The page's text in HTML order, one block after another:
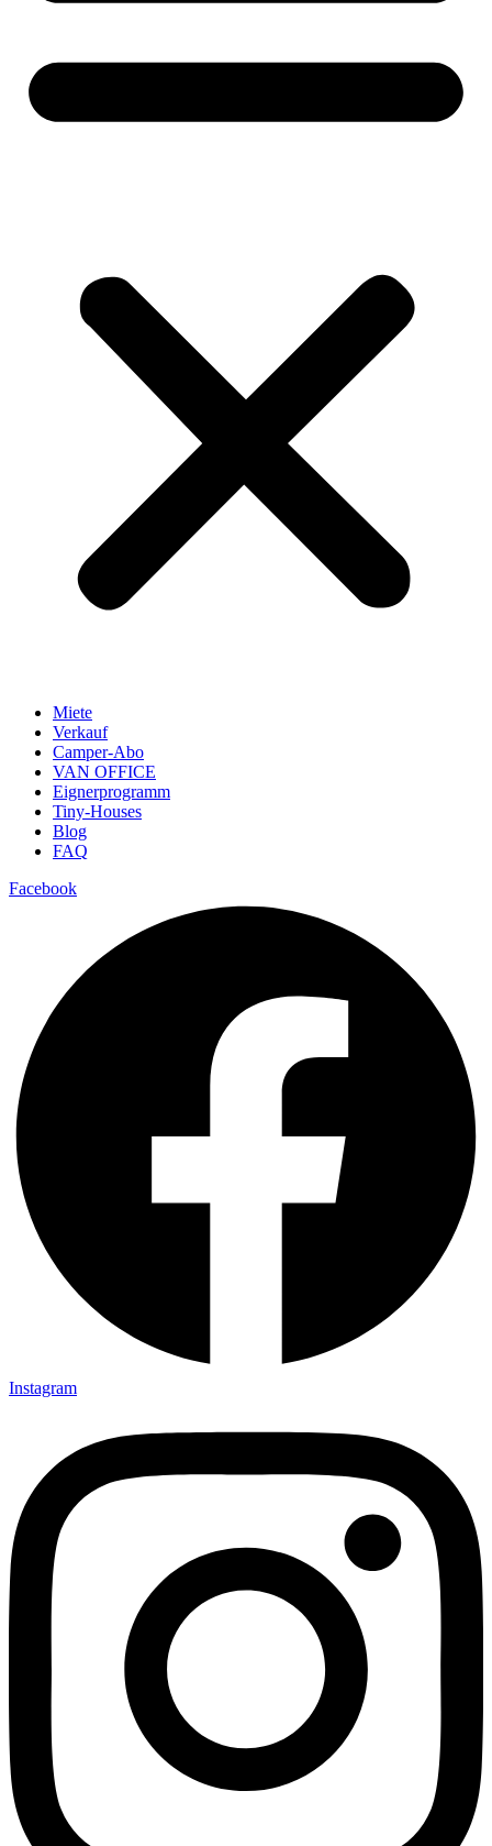
Miete
Verkauf
Camper-Abo
VAN OFFICE
Eignerprogramm
Tiny-Houses
Blog
FAQ
Facebook
Instagram